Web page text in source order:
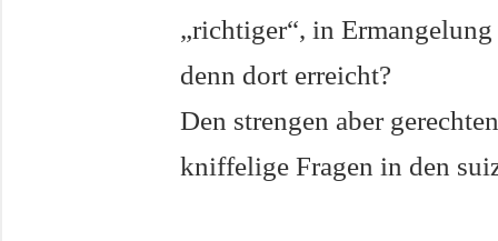
„richtiger“, in Ermangelung
denn dort erreicht?
Den strengen aber
kniffelige Fragen in den